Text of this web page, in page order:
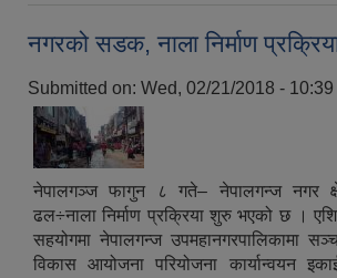
नगरको सडक, नाला निर्माण
Submitted on: Wed, 02/21/2018 - 10:39
नेपालगञ्ज फागुन ८ गते– नेपालगन्ज नगर
ढल÷नाला निर्माण प्रक्रिया शुरु भएको छ ।
सहयोगमा नेपालगन्ज उपमहानगरपालिकामा
विकास आयोजना परियोजना कार्यान्वयन